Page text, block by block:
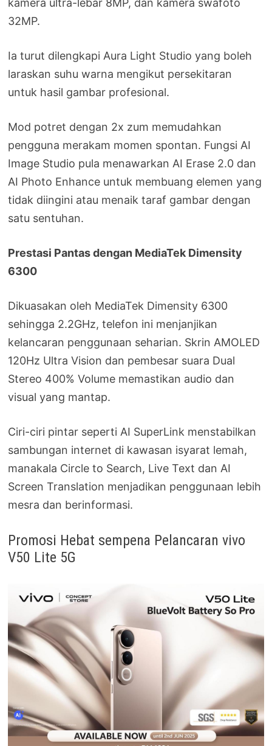
kamera ultra-lebar 8MP, dan kamera swafoto
32MP.
Ia turut dilengkapi Aura Light Studio yang boleh
laraskan suhu warna mengikut persekitaran
untuk hasil gambar profesional.
Mod potret dengan 2x zum memudahkan
pengguna merakam momen spontan. Fungsi AI
Image Studio pula menawarkan AI Erase 2.0 dan
AI Photo Enhance untuk membuang elemen yang
tidak diingini atau menaik taraf gambar dengan
satu sentuhan.
Prestasi Pantas dengan MediaTek Dimensity
6300
Dikuasakan oleh MediaTek Dimensity 6300
sehingga 2.2GHz, telefon ini menjanjikan
kelancaran penggunaan seharian. Skrin AMOLED
120Hz Ultra Vision dan pembesar suara Dual
Stereo 400% Volume memastikan audio dan
visual yang mantap.
Ciri-ciri pintar seperti AI SuperLink menstabilkan
sambungan internet di kawasan isyarat lemah,
manakala Circle to Search, Live Text dan AI
Screen Translation menjadikan penggunaan lebih
mesra dan berinformasi.
Promosi Hebat sempena Pelancaran vivo
V50 Lite 5G